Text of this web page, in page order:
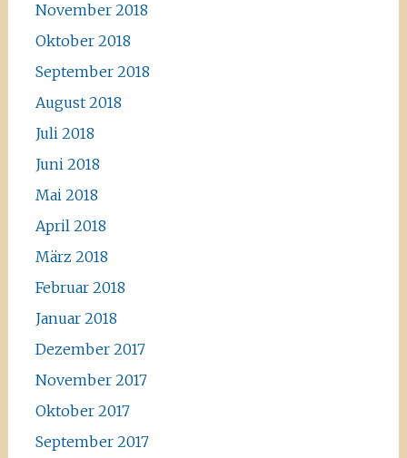
November 2018
Oktober 2018
September 2018
August 2018
Juli 2018
Juni 2018
Mai 2018
April 2018
März 2018
Februar 2018
Januar 2018
Dezember 2017
November 2017
Oktober 2017
September 2017